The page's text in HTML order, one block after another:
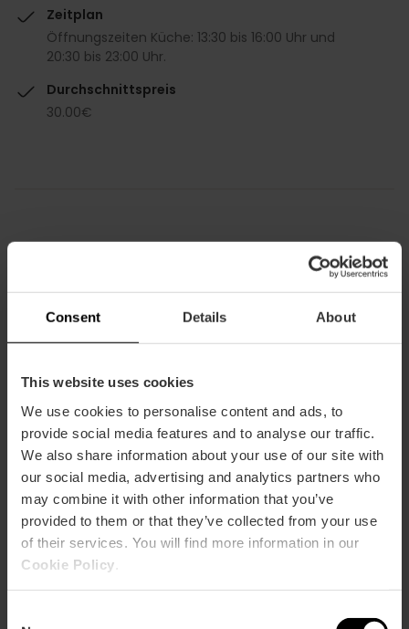
Consent Details About
This website uses cookies
We use cookies to personalise content and ads, to
provide social media features and to analyse our traffic.
We also share information about your use of our site with
our social media, advertising and analytics partners who
may combine it with other information that you’ve
provided to them or that they’ve collected from your use
of their services. You will find more information in our
Cookie Policy
Zeitplan
Öffnungszeiten Küche: 13:30 bis 16:00 Uhr und
20:30 bis 23:00 Uhr.
Durchschnittspreis
30.00€
56
Wie komme ich an?
Metro
L10
Bus
4,19,35,99